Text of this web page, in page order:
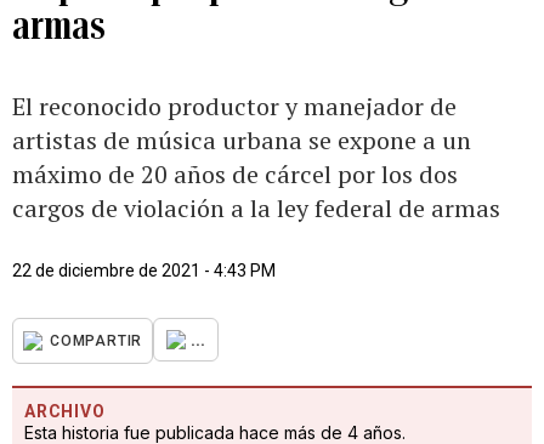
armas
El reconocido productor y manejador de
artistas de música urbana se expone a un
máximo de 20 años de cárcel por los dos
cargos de violación a la ley federal de armas
22 de diciembre de 2021 - 4:43 PM
COMPARTIR ...
ARCHIVO
Esta historia fue publicada hace más de 4 años.